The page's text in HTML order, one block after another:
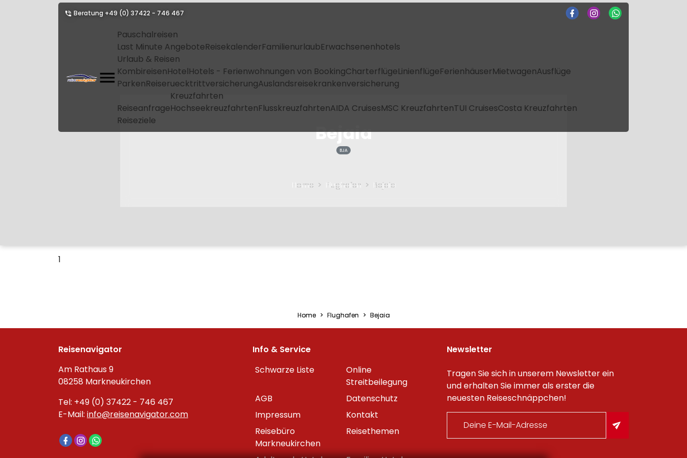
Beratung +49 (0) 37422 - 746 467
Pauschalreisen
Last Minute AngeboteReisekalenderFamilienurlaubErwachsenenhotels
Urlaub & Reisen
KombireisenHotelHotels - Ferienwohnungen von BookingCharterflügeLinienflügeFerienhäuserMietwagenAusflüge
ParkenReiseruecktrittversicherungAuslandsreisekrankenversicherung
Reiseanfrage
Kreuzfahrten
HochseekreuzfahrtenFlusskreuzfahrtenAIDA CruisesMSC KreuzfahrtenTUI CruisesCosta Kreuzfahrten
Reiseziele
Bejaia
BJA
Home Flughafen Bejaia
1
Home Flughafen Bejaia
Reisenavigator
Am Rathaus 9
08258 Markneukirchen
Tel: +49 (0) 37422 - 746 467
E-Mail: info@reisenavigator.com
Info & Service
Schwarze Liste
Online
Streitbeilegung
AGB
Datenschutz
Impressum
Kontakt
Reisebüro
Markneukirchen
Reisethemen
Newsletter
Tragen Sie sich in unserem Newsletter ein
und erhalten Sie immer als erster die
neuesten Reiseschnäppchen!